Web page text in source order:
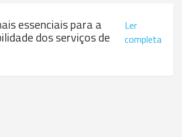
essenciais para a
dos serviços de
Ler
completa